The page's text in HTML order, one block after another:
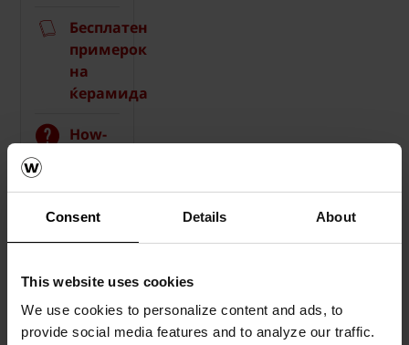
Consent Details About
This website uses cookies
We use cookies to personalize content and ads, to
provide social media features and to analyze our traffic.
Бесплатен
примерок
на
ќерамида
How-
Каталози,
брошури,
материјали